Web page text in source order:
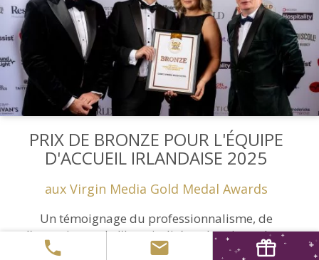
PRIX DE BRONZE POUR L'ÉQUIPE
D'ACCUEIL IRLANDAISE 2025
aux Virgin Media Gold Medal Awards
Un témoignage du professionnalisme, de
l'attention et de l'hospitalité authentique dont
font preuve chaque membre de l'équipe au